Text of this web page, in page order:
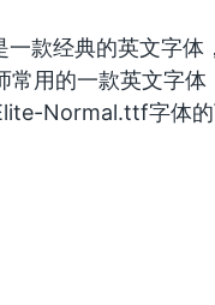
款经典的英文字体
常用的一款英文字体
Normal.ttf字体的